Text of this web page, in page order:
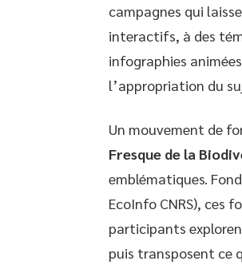
campagnes qui
interactifs, à des
infographies
l’appropriation du
Un mouvement de
Fresque de la
emblématiques.
EcoInfo CNRS), ces
participants
puis transposent ce